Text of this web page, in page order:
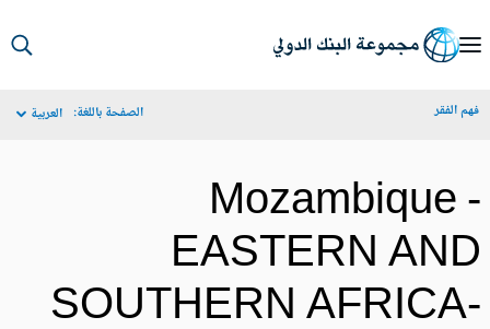
الفقر الصفحة باللغة: العربية
Mozambique
EASTERN
SOUTHERN